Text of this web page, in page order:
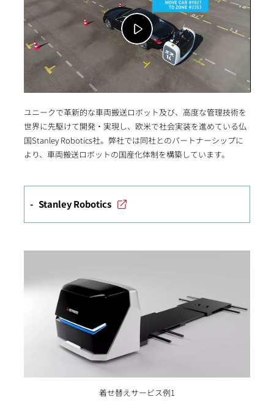
ユニークで革新的な車両搬送ロボット及び、高度な管理技術を
世界に先駆けて開発・実現し、欧米で社会実装を進めている仏
国Stanley Robotics社。弊社では同社とのパートナーシップに
より、車両搬送ロボットの国産化体制を構築しています。
Stanley Robotics
着せ替えサービス例1